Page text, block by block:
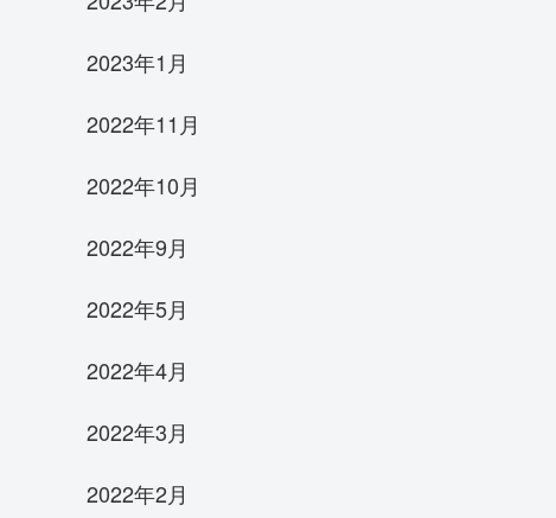
2023年1月
2022年11月
2022年10月
2022年9月
2022年5月
2022年4月
2022年3月
2022年2月